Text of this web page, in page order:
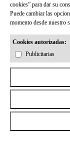
cookies” para dar su
Puede cambiar las
momento desde nuestro
Cookies autorizadas:
Publicitarias